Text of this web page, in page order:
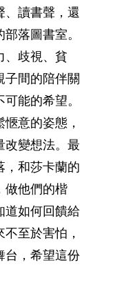
、讀書聲，還
落圖書室。
、歧視、貧
子間的陪伴關
能的希望。
意的姿態，
改變想法。最
，和莎卡蘭的
做他們的楷
道如何回饋給
至於害怕，
台，希望這份